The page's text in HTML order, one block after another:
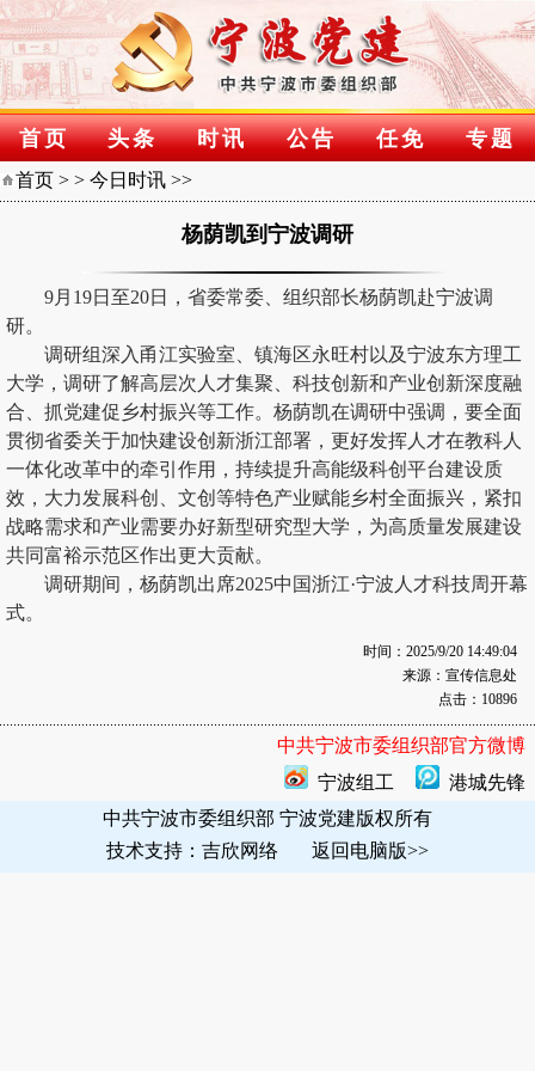
首页 头条 时讯 公告 任免 专题
首页 > > 今日时讯 >>
杨荫凯到宁波调研
9月19日至20日，省委常委、组织部长杨荫凯赴宁波调
研。
调研组深入甬江实验室、镇海区永旺村以及宁波东方理工
大学，调研了解高层次人才集聚、科技创新和产业创新深度融
合、抓党建促乡村振兴等工作。杨荫凯在调研中强调，要全面
贯彻省委关于加快建设创新浙江部署，更好发挥人才在教科人
一体化改革中的牵引作用，持续提升高能级科创平台建设质
效，大力发展科创、文创等特色产业赋能乡村全面振兴，紧扣
战略需求和产业需要办好新型研究型大学，为高质量发展建设
共同富裕示范区作出更大贡献。
调研期间，杨荫凯出席2025中国浙江·宁波人才科技周开幕
式。
时间：2025/9/20 14:49:04
来源：宣传信息处
点击：10896
中共宁波市委组织部官方微博
宁波组工
港城先锋
中共宁波市委组织部 宁波党建版权所有
技术支持：吉欣网络 返回电脑版>>